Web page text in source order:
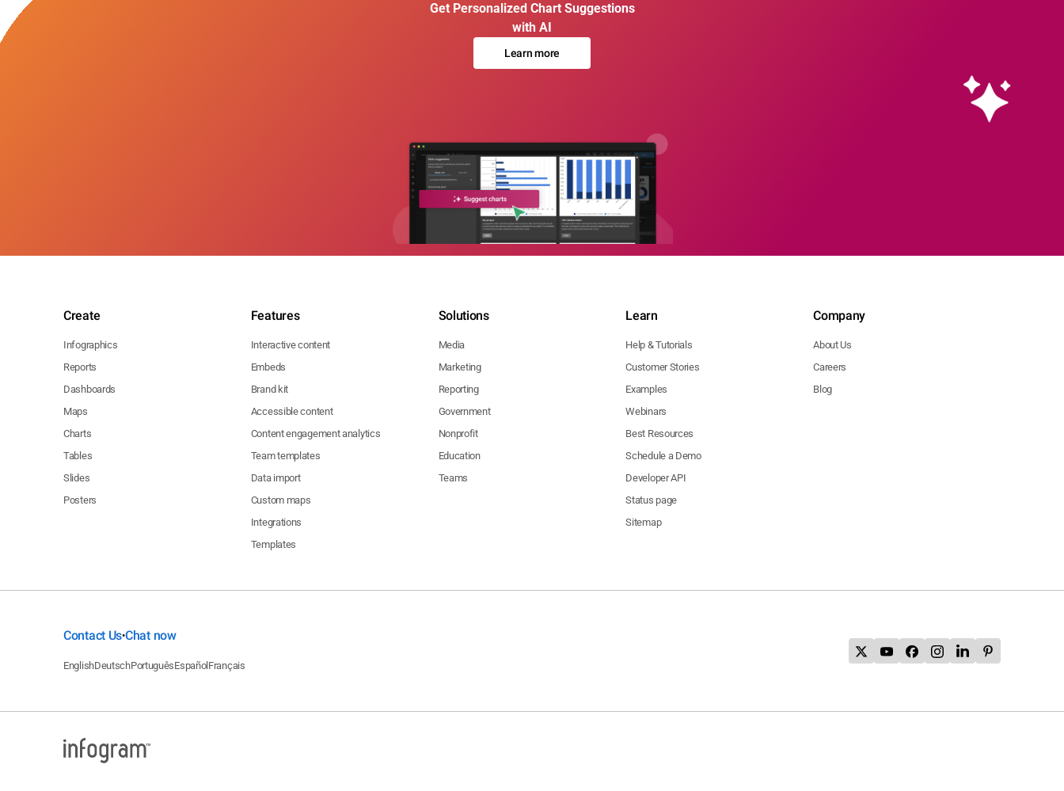
Get Personalized Chart Suggestions
with AI
Learn more
Create
Infographics
Reports
Dashboards
Maps
Charts
Tables
Slides
Posters
Features
Interactive content
Embeds
Brand kit
Accessible content
Content engagement analytics
Team templates
Data import
Custom maps
Integrations
Templates
Solutions
Media
Marketing
Reporting
Government
Nonprofit
Education
Teams
Learn
Help & Tutorials
Customer Stories
Examples
Webinars
Best Resources
Schedule a Demo
Developer API
Status page
Sitemap
Company
About Us
Careers
Blog
Contact Us•Chat now
EnglishDeutschPortuguêsEspañol Français